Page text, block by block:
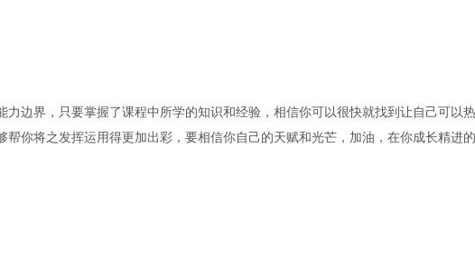
力边界，只要掌握了课程中所学的知识和经验，相信你可以很快就找到让自己可以
帮你将之发挥运用得更加出彩，要相信你自己的天赋和光芒，加油，在你成长精进